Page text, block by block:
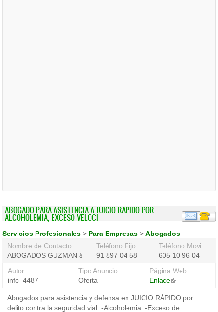
ABOGADO PARA ASISTENCIA A JUICIO RAPIDO POR
ALCOHOLEMIA, EXCESO VELOCI
Servicios Profesionales > Para Empresas > Abogados
Nombre de Contacto:
ABOGADOS GUZMAN &amp; CUBERO
Teléfono Fijo:
91 897 04 58
Teléfono Movil:
605 10 96 04
Autor:
info_4487
Tipo Anuncio:
Oferta
Página Web:
Enlace(link
external)
Abogados para asistencia y defensa en JUICIO RÁPIDO por
delito contra la seguridad vial: -Alcoholemia. -Exceso de